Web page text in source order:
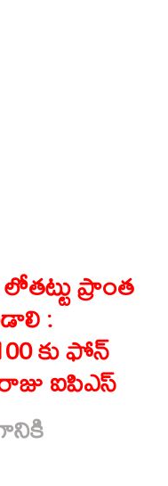
ప్రాంత
:
కు ఫోన్
ఐపిఎస్